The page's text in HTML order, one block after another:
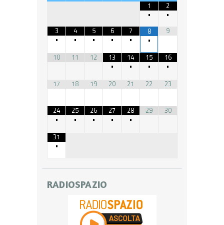
1
•
2
•
3
•
4
•
5
•
6
•
7
•
8
•
9
10 11 12
13
•
14
•
15
•
16
•
17
18 19 20 21 22 23
24
•
25
•
26
•
27
•
28
•
29 30
31
•
RADIOSPAZIO